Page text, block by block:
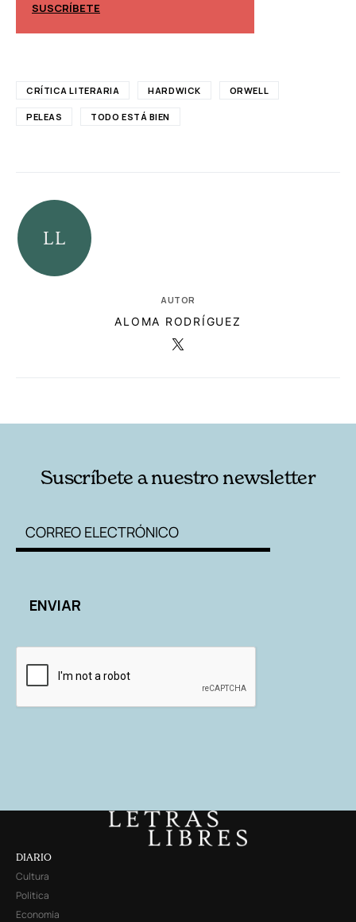
SUSCRÍBETE
CRÍTICA LITERARIA HARDWICK ORWELL
PELEAS TODO ESTÁ BIEN
AUTOR
ALOMA RODRÍGUEZ
Suscríbete a nuestro newsletter
DIARIO
Cultura
Política
Economía